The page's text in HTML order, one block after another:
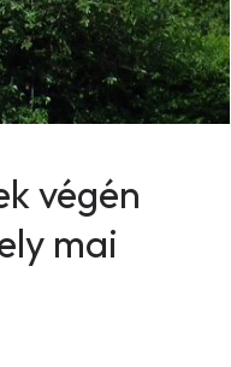
végén
mai